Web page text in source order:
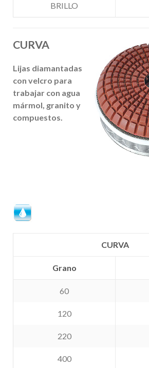
BRILLO
CURVA
Lijas diamantadas
con velcro para
trabajar con agua
mármol, granito y
compuestos.
CURVA
Grano
60
120
220
400